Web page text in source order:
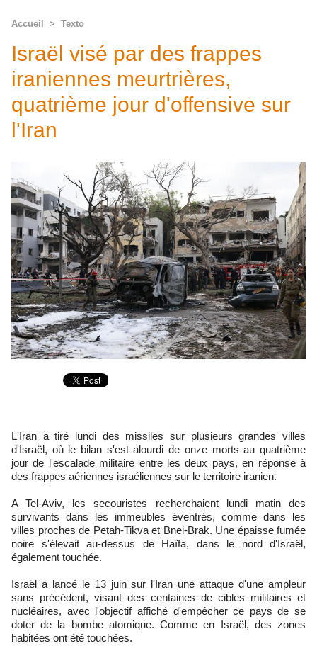
Accueil > Texto
Israël visé par des frappes
iraniennes meurtrières,
quatrième jour d'offensive sur
l'Iran
L'Iran a tiré lundi des missiles sur plusieurs grandes villes
d'Israël, où le bilan s'est alourdi de onze morts au quatrième
jour de l'escalade militaire entre les deux pays, en réponse à
des frappes aériennes israéliennes sur le territoire iranien.
A Tel-Aviv, les secouristes recherchaient lundi matin des
survivants dans les immeubles éventrés, comme dans les
villes proches de Petah-Tikva et Bnei-Brak. Une épaisse fumée
noire s'élevait au-dessus de Haïfa, dans le nord d'Israël,
également touchée.
Israël a lancé le 13 juin sur l'Iran une attaque d'une ampleur
sans précédent, visant des centaines de cibles militaires et
nucléaires, avec l'objectif affiché d'empêcher ce pays de se
doter de la bombe atomique. Comme en Israël, des zones
habitées ont été touchées.